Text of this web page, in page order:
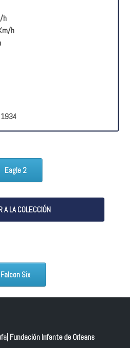
h
h
1934
Eagle 2
A LA COLECCIÓN
Falcon Six
| Fundación Infante de Orleans